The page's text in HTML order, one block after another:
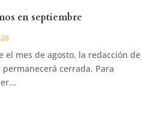
en septiembre
el mes de agosto, la redacción de
permanecerá cerrada. Para